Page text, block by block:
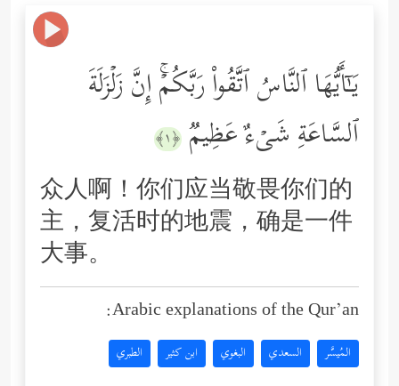
یَـٰۤأَیُّهَا ٱلنَّاسُ ٱتَّقُواْ رَبَّكُمۡۚ إِنَّ زَلۡزَلَةَ
ٱلسَّاعَةِ شَیۡءٌ عَظِیمࣱ ﴿١﴾
众人啊！你们应当敬畏你们的
主，复活时的地震，确是一件
大事。
Arabic explanations of the Qur’an:
المُيسَّر السعدي البغوي ابن كثير الطبري